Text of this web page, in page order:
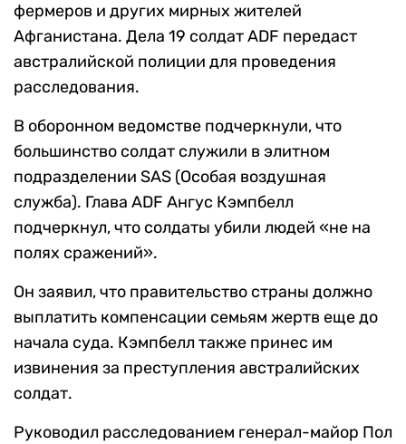
фермеров и других мирных жителей
Афганистана. Дела 19 солдат ADF передаст
австралийской полиции для проведения
расследования.
В оборонном ведомстве подчеркнули, что
большинство солдат служили в элитном
подразделении SAS (Особая воздушная
служба). Глава ADF Ангус Кэмпбелл
подчеркнул, что солдаты убили людей «не на
полях сражений».
Он заявил, что правительство страны должно
выплатить компенсации семьям жертв еще до
начала суда. Кэмпбелл также принес им
извинения за преступления австралийских
солдат.
Руководил расследованием генерал-майор Пол